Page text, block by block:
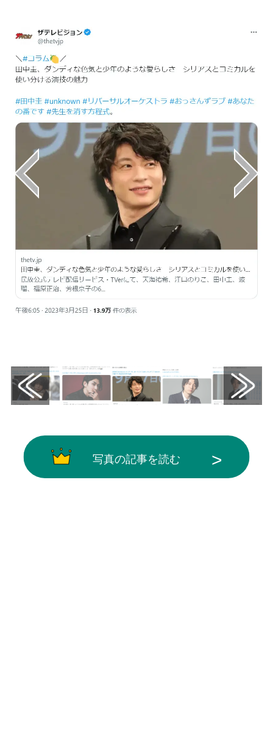
写真の記事を読む